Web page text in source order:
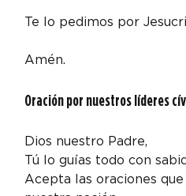
Te lo pedimos por
Amén.
Oración por nuestros líderes
Dios nuestro Padre,
Tú lo guías todo con
Acepta las oraciones